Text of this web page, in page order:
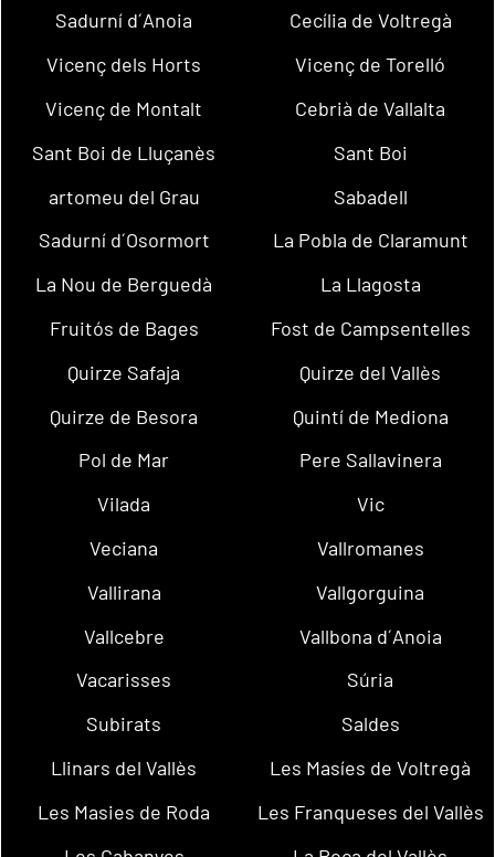
Sadurní d´Anoia
Cecília de Voltregà
Vicenç dels Horts
Vicenç de Torelló
Vicenç de Montalt
Cebrià de Vallalta
Sant Boi de Lluçanès
Sant Boi
artomeu del Grau
Sabadell
Sadurní d´Osormort
La Pobla de Claramunt
La Nou de Berguedà
La Llagosta
Fruitós de Bages
Fost de Campsentelles
Quirze Safaja
Quirze del Vallès
Quirze de Besora
Quintí de Mediona
Pol de Mar
Pere Sallavinera
Vilada
Vic
Veciana
Vallromanes
Vallirana
Vallgorguina
Vallcebre
Vallbona d´Anoia
Vacarisses
Súria
Subirats
Saldes
Llinars del Vallès
Les Masíes de Voltregà
Les Masies de Roda
Les Franqueses del Vallès